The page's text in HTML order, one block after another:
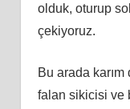
olduk, oturup
çekiyoruz.
Bu arada karım
falan sikicisi ve